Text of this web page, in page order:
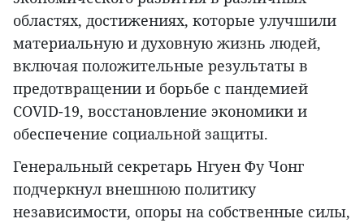
областях, достижениях, которые улучшили
материальную и духовную жизнь людей,
включая положительные результаты в
предотвращении и борьбе с пандемией
COVID-19, восстановление экономики и
обеспечение социальной защиты.
Генеральный секретарь Нгуен Фу Чонг
подчеркнул внешнюю политику
независимости, опоры на собственные силы,